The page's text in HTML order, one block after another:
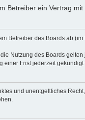
Betreiber ein Vertrag
Betreiber des Boards ab
Nutzung des Boards
einer Frist jederzeit
und unentgeltliches